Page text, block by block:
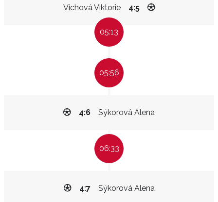
Víchová Viktorie 4:5
05:13
05:56
Sýkorová Alena
4:6
06:33
Sýkorová Alena
4:7